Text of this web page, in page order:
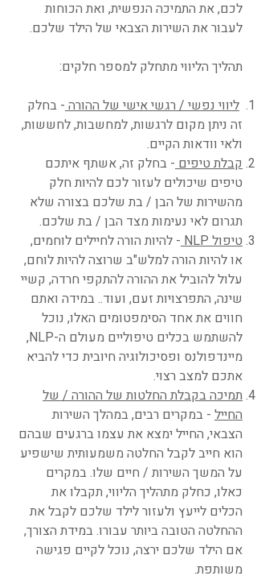
לכם, את התמיכה הנפשית, ואת הכוחות
לעבור את השירות הצבאי של הילד שלכם.
תהליך הליווי מתחלק למספר חלקים:
ליווי נפשי / רגשי אישי של ההורה- בחלק
זה ניתן מקום לרגשות, למחשבות, לחששות,
ולאי וודאות הקיים.
קבלת טיפים- בחלק זה, אשתף איתכם
טיפים שיכולים לעזור לכם להיות חלק
מהשירות של הבן / בת שלכם בצורה שלא
תגרום לאי נעימות מצד הבן / בת שלכם.
טיפול NLP
- להיות הורה לחיילים לוחמים,
או להיות הורה למלש"ב שרוצה להיות לוחם,
עלול להוביל את ההורה להתקפי חרדה, קשיי
שינה, התפרצויות זעם, ועוד.. במידה ואתם
חווים את אחד הסימפטומים האלו, נוכל
להשתמש בכלים טיפוליים מעולם ה-NLP,
מיינדפולנס ופסיכולוגיה חיובית כדי להביא
אתכם למצב רצוי.
תמיכה בקבלת החלטות של ההורה / של
החייל - במקרים רבים, במהלך השירות
הצבאי, החייל ימצא את עצמו ברגעים שבהם
הוא חייב לקבל החלטה משמעותית שישפיע
על המשך השירות / חיים שלו. במקרים
כאלו, כחלק מתהליך הליווי, תקבלו את
הכלים לייעץ ולעזור לילד שלכם לקבל את
ההחלטה הטובה ביותר עבורו. במידת הצורך,
אם הילד שלכם ירצה, נוכל לקיים פגישה
משותפת.